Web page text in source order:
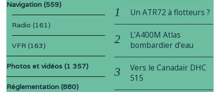
Navigation (559)
Radio (161)
VFR (163)
Photos et vidéos (1 357)
Réglementation (880)
Un ATR72 à flotteurs ?
L’A400M Atlas
bombardier d’eau
Vers le Canadair DHC
515